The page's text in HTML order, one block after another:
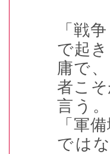
「戦
で起
庸で
者こ
言う
「軍
では